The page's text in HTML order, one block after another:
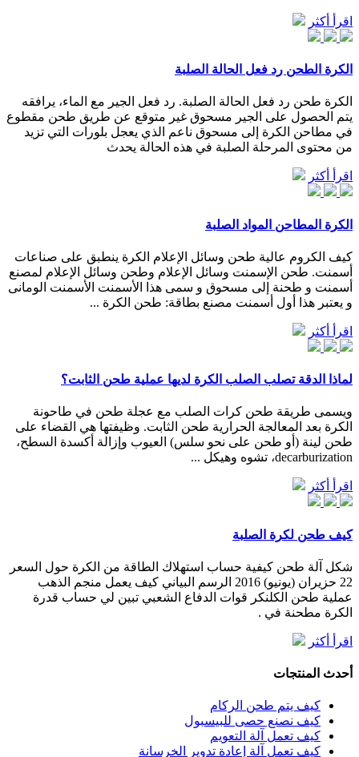
اقرأ أكثر
الكرة الطحن رد فعل الحالة الصلبة
الكرة طحن رد فعل الحالة الصلبة. رد فعل الجير مع الماء، يرافقه
يتم الحصول على الجير مسحوق غير متوقع عن طريق طحن مقطوع
في مطاحن الكرة إلى مسحوق ناعم الذي يعجل بلورات التي تزيد
من محتوى المرحلة الصلبة في هذه الحالة يحدث
اقرأ أكثر
الكرة المطاحن المواد الصلبة
كيف الكروم عالية طحن وسائل الإعلام الكرة ينطبق على صناعات
أسمنت. طحن الإسمنت وسائل الإعلام وطحن وسائل الإعلام لمصنع
أسمنت و طحنة إلى مسحوق و سمى هذا الأسمنت الأسمنت الومانى
و يعتبر هذا أول أسمنت مصنع بطاقة: طحن الكرة ...
اقرأ أكثر
لماذا الدقة تصلب الصلب الكرة لديها عملية طحن الثابت؟
ويسمى طريقة طحن كرات الصلب مع عجلة طحن في طاحونة
الكرة بعد المعالجة الحرارية طحن الثابت. وظيفتها هي القضاء على
طحن لينة (أو طحن على نحو سلس) العيوب وإزالة أكسدة السطح،
decarburization، تشوه وهيكل ...
اقرأ أكثر
كيف طحن لكرة الصلبة
شكل آلة طحن كيفية حساب استهلاك الطاقة من الكرة حول السعر
22 حزيران (يونيو) 2016 الرسم البياني كيف يعمل منجم الذهب
عملية طحن الكلنكر قوات الدفاع الشعبي تبين لي حساب قدرة
الكرة مطحنة في .
اقرأ أكثر
أحدث المنتجات
كيف يتم طحن الركام
كيف نصنع حصى للبيسبول
كيف تعمل آلة التعويم
كيف تعمل آلة إعادة تدوير الخرسانة